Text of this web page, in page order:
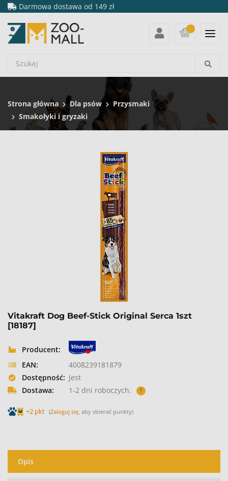
Darmowa dostawa od 149 zł
Strona główna Dla psów
Przysmaki
Smakołyki i gryzaki
Vitakraft Dog Beef-Stick Original Serca 1szt
[18187]
Producent:
EAN:
4008239181879
Dostępność: Jest
Dostawa:
1-2 dni roboczych. ?
+2 pkt (Zaloguj się , aby zbierać punkty)
Opis